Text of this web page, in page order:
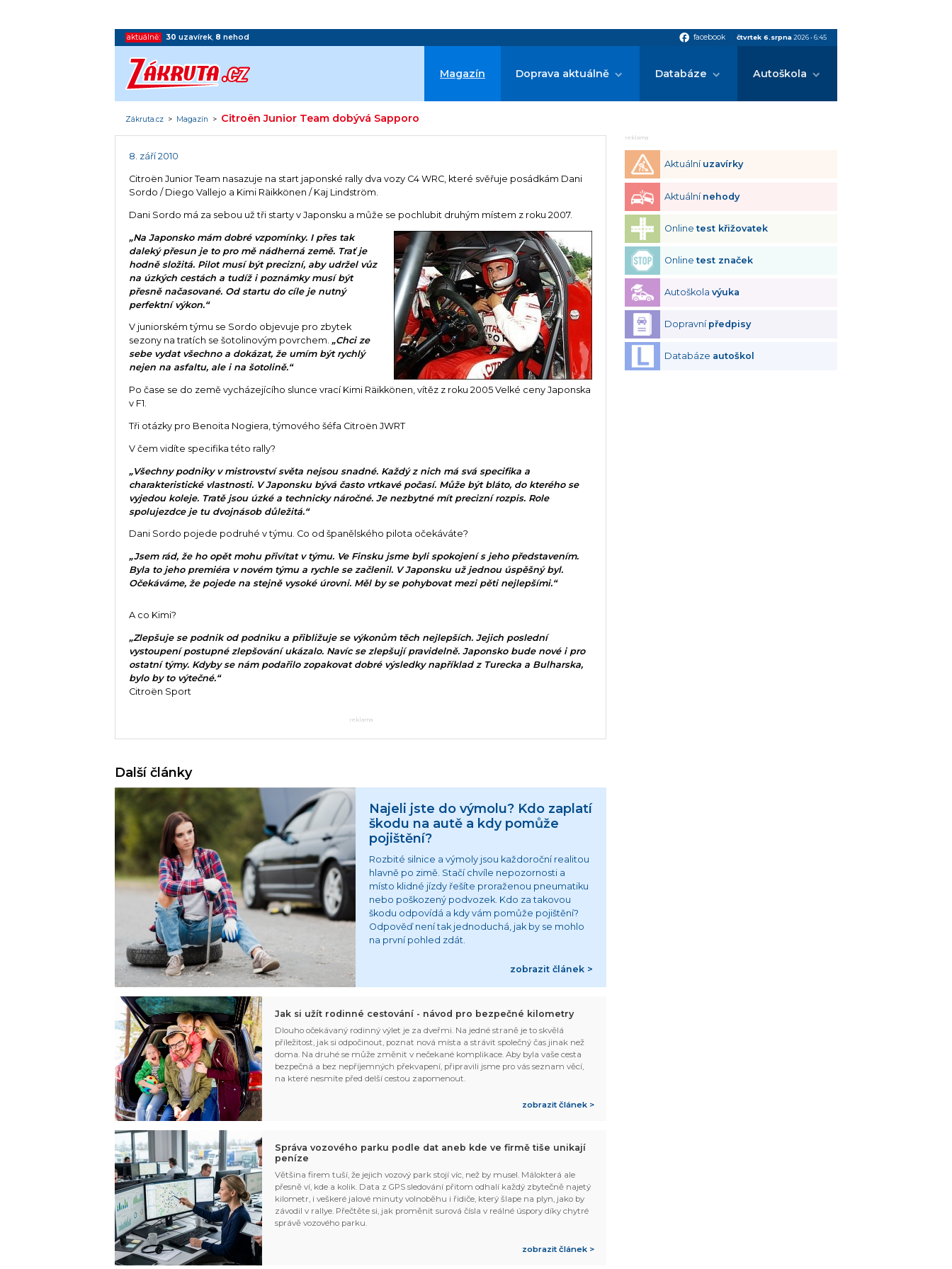
aktuálně: 30 uzavírek, 8 nehod facebook facebook čtvrtek 6.srpna 2026• 6:45
Magazín Doprava aktuálně Databáze Autoškola
Zákruta.cz > Magazín > Citroën Junior Team dobývá Sapporo
8. září 2010
Citroën Junior Team nasazuje na start japonské rally dva vozy C4 WRC, které svěřuje posádkám Dani
Sordo / Diego Vallejo a Kimi Räikkönen / Kaj Lindström.
Dani Sordo má za sebou už tři starty v Japonsku a může se pochlubit druhým místem z roku 2007.
„Na Japonsko mám dobré vzpomínky. I přes tak
daleký přesun je to pro mě nádherná země. Trať je
hodně složitá. Pilot musí být precizní, aby udržel vůz
na úzkých cestách a tudíž i poznámky musí být
přesně načasované. Od startu do cíle je nutný
perfektní výkon.“
V juniorském týmu se Sordo objevuje pro zbytek
sezony na tratích se šotolinovým povrchem.„Chci ze
sebe vydat všechno a dokázat, že umím být rychlý
nejen na asfaltu, ale i na šotolině.“
Po čase se do země vycházejícího slunce vrací Kimi Räikkönen, vítěz z roku 2005 Velké ceny Japonska
v F1.
Tři otázky pro Benoita Nogiera, týmového šéfa Citroën JWRT
V čem vidíte specifika této rally?
„Všechny podniky v mistrovství světa nejsou snadné. Každý z nich má svá specifika a
charakteristické vlastnosti. V Japonsku bývá často vrtkavé počasí. Může být bláto, do kterého se
vyjedou koleje. Tratě jsou úzké a technicky náročné. Je nezbytné mít precizní rozpis. Role
spolujezdce je tu dvojnásob důležitá.“
Dani Sordo pojede podruhé v týmu. Co od španělského pilota očekáváte?
„Jsem rád, že ho opět mohu přivítat v týmu. Ve Finsku jsme byli spokojení s jeho představením.
Byla to jeho premiéra v novém týmu a rychle se začlenil. V Japonsku už jednou úspěšný byl.
Očekáváme, že pojede na stejně vysoké úrovni. Měl by se pohybovat mezi pěti nejlepšími.“
A co Kimi?
„Zlepšuje se podnik od podniku a přibližuje se výkonům těch nejlepších. Jejich poslední
vystoupení postupné zlepšování ukázalo. Navíc se zlepšují pravidelně. Japonsko bude nové i pro
ostatní týmy. Kdyby se nám podařilo zopakovat dobré výsledky například z Turecka a Bulharska,
bylo by to výtečné.“
Citroën Sport
reklama
Další články
Najeli jste do výmolu? Kdo zaplatí
škodu na autě a kdy pomůže
pojištění?
Rozbité silnice a výmoly jsou každoroční realitou
hlavně po zimě. Stačí chvíle nepozornosti a
místo klidné jízdy řešíte proraženou pneumatiku
nebo poškozený podvozek. Kdo za takovou
škodu odpovídá a kdy vám pomůže pojištění?
Odpověď není tak jednoduchá, jak by se mohlo
na první pohled zdát.
zobrazit článek >
Jak si užít rodinné cestování - návod pro bezpečné kilometry
Dlouho očekávaný rodinný výlet je za dveřmi. Na jedné straně je to skvělá
příležitost, jak si odpočinout, poznat nová místa a strávit společný čas jinak než
doma. Na druhé se může změnit v nečekané komplikace. Aby byla vaše cesta
bezpečná a bez nepříjemných překvapení, připravili jsme pro vás seznam věcí,
na které nesmíte před delší cestou zapomenout.
zobrazit článek >
Správa vozového parku podle dat aneb kde ve firmě tiše unikají
peníze
Většina firem tuší, že jejich vozový park stojí víc, než by musel. Málokterá ale
přesně ví, kde a kolik. Data z GPS sledování přitom odhalí každý zbytečně najetý
kilometr, i veškeré jalové minuty volnoběhu i řidiče, který šlape na plyn, jako by
závodil v rallye. Přečtěte si, jak proměnit surová čísla v reálné úspory díky chytré
správě vozového parku.
zobrazit článek >
reklama
Aktuální uzavírky
Aktuální nehody
Onlinetest křižovatek
Onlinetest značek
Autoškolavýuka
Dopravní předpisy
Databáze autoškol